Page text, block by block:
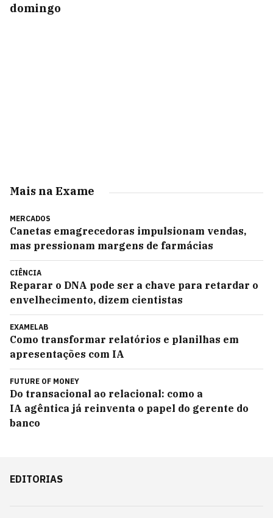
domingo
Mais na Exame
MERCADOS
Canetas emagrecedoras impulsionam vendas,
mas pressionam margens de farmácias
CIÊNCIA
Reparar o DNA pode ser a chave para retardar o
envelhecimento, dizem cientistas
EXAMELAB
Como transformar relatórios e planilhas em
apresentações com IA
FUTURE OF MONEY
Do transacional ao relacional: como a
IA agêntica já reinventa o papel do gerente do
banco
EDITORIAS